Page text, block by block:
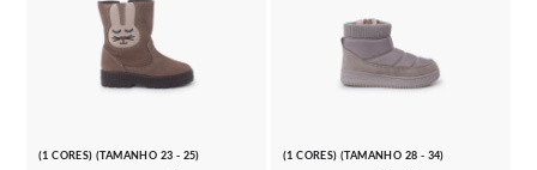
(1 CORES) (TAMANHO 23 - 25) (1 CORES) (TAMANHO 28 - 34)